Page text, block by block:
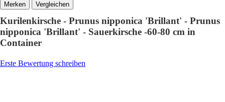
Vergleichen
Kurilenkirsche - Prunus nipponica 'Brillant' - Prunus
nipponica 'Brillant' - Sauerkirsche -60-80 cm in
Container
Erste Bewertung schreiben